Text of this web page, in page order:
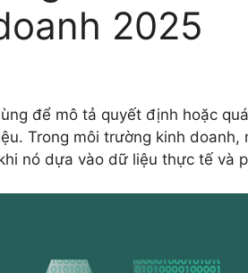
2025
để mô tả quyết định hoặc
Trong môi trường kinh doanh,
nó dựa vào dữ liệu thực tế và